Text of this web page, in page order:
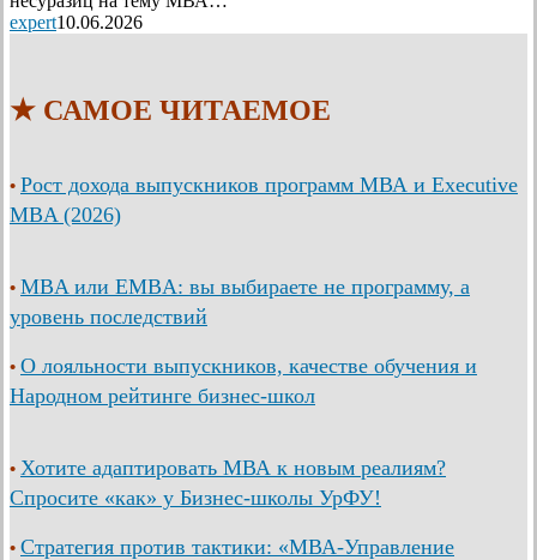
expert10.06.2026
★ САМОЕ ЧИТАЕМОЕ
• Рост дохода выпускников программ МВА и Executive
MBA (2026)
• MBA или EMBA: вы выбираете не программу, а
уровень последствий
• О лояльности выпускников, качестве обучения и
Народном рейтинге бизнес-школ
• Хотите адаптировать МВА к новым реалиям?
Спросите «как» у Бизнес-школы УрФУ!
• Стратегия против тактики: «МВА-Управление